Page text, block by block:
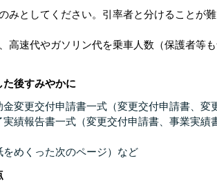
みとしてください。引率者と分けることが
高速代やガソリン代を乗車人数（保護者等
後すみやかに
金変更交付申請書一式（変更交付申請書、変
績報告書一式（変更交付申請書、事業実績
めくった次のページ）など